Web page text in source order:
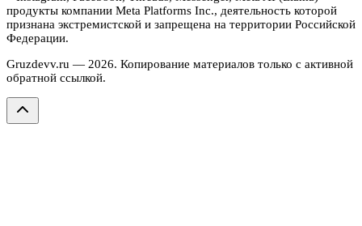
продукты компании Meta Platforms Inc., деятельность которой
признана экстремистской и запрещена на территории Российской
Федерации.
Gruzdevv.ru — 2026. Копирование материалов только с активной
обратной ссылкой.